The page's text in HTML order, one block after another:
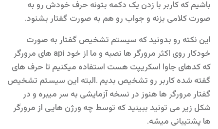
باشیم که کاربر با زدن یک دکمه بتونه حرف خودش رو به
صورت کلامی بزنه و جواب رو هم به صورت گفتار بشنود.
این نکته رو بدونید که سیستم تشخیص گفتار به صورت
خودکار روی اکثر مرورگر ها نصبه و ما از خود api های مرورگر
که کدهای جاوا اسکریپت هست استفاده میکنیم تا حرف های
گفته شده کاربر رو تشخیص بدیم .البته این سیستم تشخیص
گفتار مرورگر ها هنوز در نسخه آزمایشی به سر میبره و در
شکل زیر می تونید ببینید که توسط چه ورژن هایی از مرورگر
ها پشتیبانی میشه.